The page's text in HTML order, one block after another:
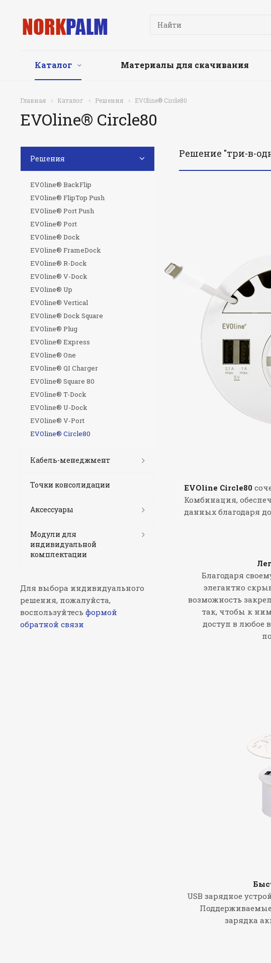
Каталог Материалы для скачивания
Главная Каталог Решения EVOline® Сircle80
EVOline® Сircle80
Решение "три-в-
EVOline Circle80
Комбинация,
данных благодаря
Благодаря
элегантно
возможность
так, чтобы к
доступ в любое
USB зарядное
зарядка
Решения
EVOline® BackFlip
EVOline® FlipTop Push
EVOline® Port Push
EVOline® Port
EVOline® Dock
EVOline® FrameDock
EVOline® R-Dock
EVOline® V-Dock
EVOline® Up
EVOline® Vertical
EVOline® Dock Square
EVOline® Plug
EVOline® Express
EVOline® One
EVOline® QI Charger
EVOline® Square 80
EVOline® T-Dock
EVOline® U-Dock
EVOline® V-Port
EVOline® Сircle80
Кабель-менеджмент
Точки консолидации
Аксессуары
Модули для
индивидуальной
комплектации
Для выбора индивидуального
решения, пожалуйста,
воспользуйтесь формой
обратной связи